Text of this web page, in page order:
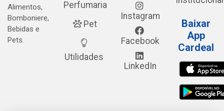
Alimentos,
Bomboniere,
Bebidas e
Pets.
Perfumaria
Pet
Utilidades
Instagram
Facebook
LinkedIn
Baixar
App
Cardeal